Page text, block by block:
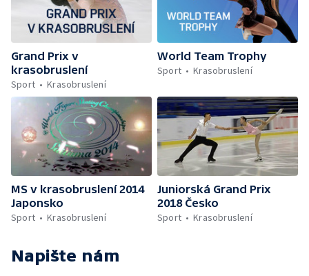
Grand Prix v
krasobruslení
Sport
Krasobruslení
World Team Trophy
Sport
Krasobruslení
MS v krasobruslení 2014
Japonsko
Sport
Krasobruslení
Juniorská Grand Prix
2018 Česko
Sport
Krasobruslení
Napište nám